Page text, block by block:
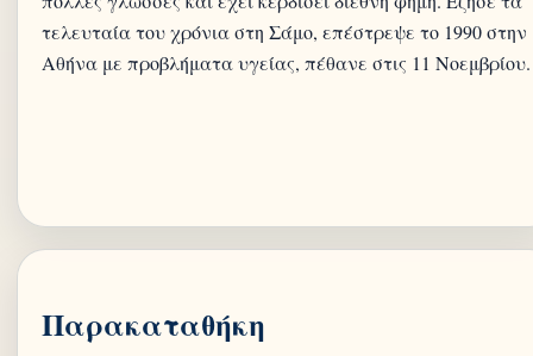
τελευταία του χρόνια στη Σάμο, επέστρεψε το 1990 στην
Αθήνα με προβλήματα υγείας, πέθανε στις 11 Νοεμβρίου.
Παρακαταθήκη